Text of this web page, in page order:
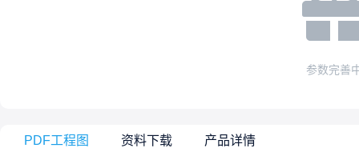
参数完善
PDF工程图 资料下载 产品详情